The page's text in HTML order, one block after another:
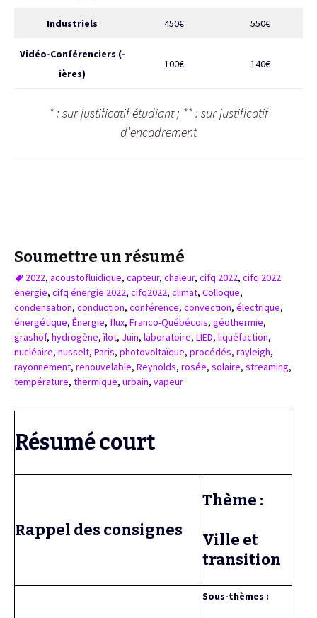
Industriels 450€ 550€
Vidéo-Conférenciers (-
ières)
100€ 140€
* : sur justificatif étudiant ; ** : sur justificatif
d’encadrement
Soumettre un résumé
2022, acoustofluidique, capteur, chaleur, cifq 2022, cifq 2022
energie, cifq énergie 2022, cifq2022, climat, Colloque,
condensation, conduction, conférence, convection, électrique,
énergétique, Énergie, flux, Franco-Québécois, géothermie,
grashof, hydrogène,îlot, Juin, laboratoire, LIED, liquéfaction,
nucléaire, nusselt, Paris, photovoltaïque, procédés, rayleigh,
rayonnement, renouvelable, Reynolds, rosée, solaire, streaming,
température, thermique, urbain, vapeur
Résumé court
Rappel des consignes
Thème :
Ville et
transition
Sous-thèmes :